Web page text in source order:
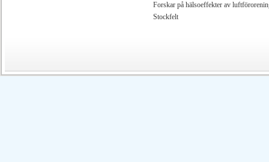
Forskar på hälsoeffekter av
Stockfelt